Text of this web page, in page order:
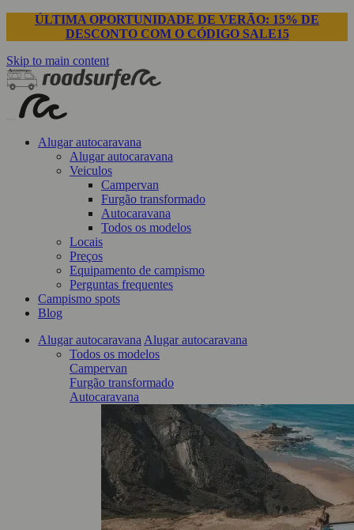
ÚLTIMA OPORTUNIDADE DE VERÃO: 15% DE
DESCONTO COM O CÓDIGO SALE15
Skip to main content
Alugar autocaravana
Alugar autocaravana
Veiculos
Campervan
Furgão transformado
Autocaravana
Todos os modelos
Locais
Preços
Equipamento de campismo
Perguntas frequentes
Campismo spots
Blog
Alugar autocaravana Alugar autocaravana
Todos os modelos
Campervan
Furgão transformado
Autocaravana